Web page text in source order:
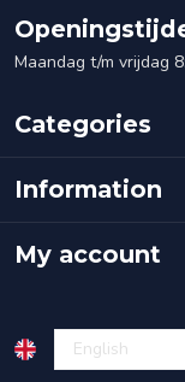
Maandag t/m vrijdag
Categories
Information
My account